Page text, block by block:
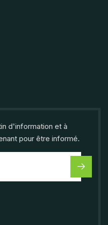
d'information et à
pour être informé.